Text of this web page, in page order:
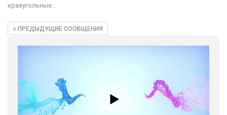
краеугольные…
ПРЕДЫДУЩИЕ СООБЩЕНИЯ